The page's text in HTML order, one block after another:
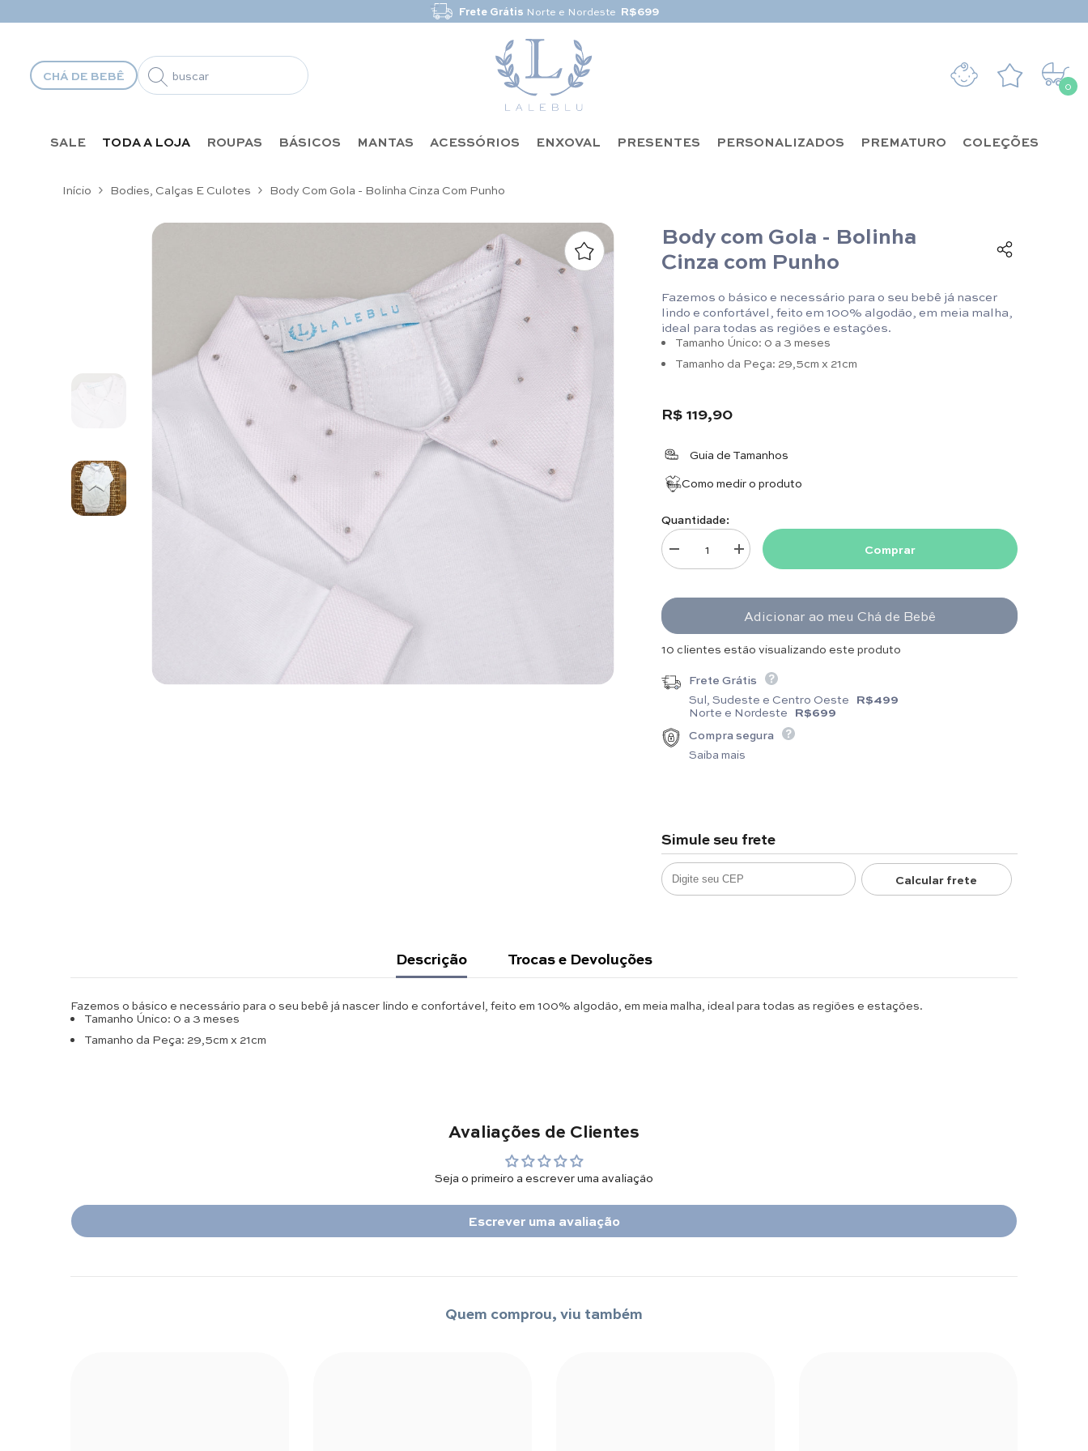
Frete Grátis Norte e Nordeste R$699
CHÁ DE BEBÊ
0
0
SALE TODA A LOJA ROUPAS BÁSICOS MANTAS ACESSÓRIOS ENXOVAL PRESENTES PERSONALIZADOS PREMATURO COLEÇÕES
Início Bodies, Calças E Culotes Body Com Gola - Bolinha Cinza Com Punho
Body com Gola - Bolinha
Cinza com Punho
Fazemos o básico e necessário para o seu bebê já nascer
lindo e confortável, feito em 100% algodão, em meia malha,
ideal para todas as regiões e estações.
Tamanho Único: 0 a 3 meses
Tamanho da Peça: 29,5cm x 21cm
R$ 119,90
Guia de Tamanhos
Como medir o produto
Quantidade:
Diminuir quantidade para Body com Gola - Bolinha Cinza com Punho
Aumentar quantidade para Body com Gola - Bolinha Cinza com Punho
Comprar
Adicionar ao meu Chá de Bebê
3 clientes estão visualizando este produto
Frete Grátis
Sul, Sudeste e Centro Oeste R$499
Norte e Nordeste R$699
Compra segura
Saiba mais
Simule seu frete
Calcular frete
Descrição Trocas e Devoluções
Fazemos o básico e necessário para o seu bebê já nascer lindo e confortável, feito em 100% algodão, em meia malha, ideal para todas as regiões e estações.
Tamanho Único: 0 a 3 meses
Tamanho da Peça: 29,5cm x 21cm
Avaliações de Clientes
Seja o primeiro a escrever uma avaliação
Escrever uma avaliação
Quem comprou, viu também